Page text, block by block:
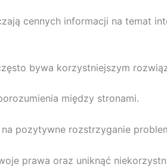
cennych informacji na temat
bywa korzystniejszym
między stronami.
pozytywne rozstrzyganie
prawa oraz uniknąć